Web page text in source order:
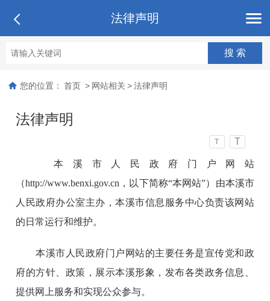
法律声明
您的位置： 首页 > 网站相关 > 法律声明
法律声明
T T
本溪市人民政府门户网站
（http://www.benxi.gov.cn，以下简称“本网站”）由本溪市
人民政府办公室主办，本溪市信息服务中心负责该网站
的日常运行和维护。
本溪市人民政府门户网站的主要任务是宣传党和政
府的方针、政策，展示本溪形象，发布各类政务信息、
提供网上服务和实现公众参与。